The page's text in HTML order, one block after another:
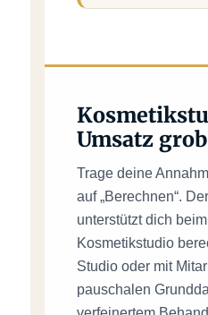
Umsatz
Trage deine
auf „Berechnen“.
unterstützt dich
Kosmetikstudio
Studio oder mit
pauschalen